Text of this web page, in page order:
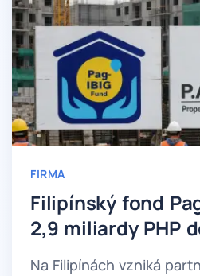
FIRMA
Filipínský fond
2,9 miliardy PHP
300 bytů
Na Filipínách vzniká